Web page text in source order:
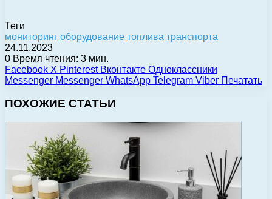
Теги
мониторинг оборудование топлива транспорта
24.11.2023
0 Время чтения: 3 мин.
Facebook X Pinterest Вконтакте Одноклассники
Messenger Messenger WhatsApp Telegram Viber Печатать
ПОХОЖИЕ СТАТЬИ